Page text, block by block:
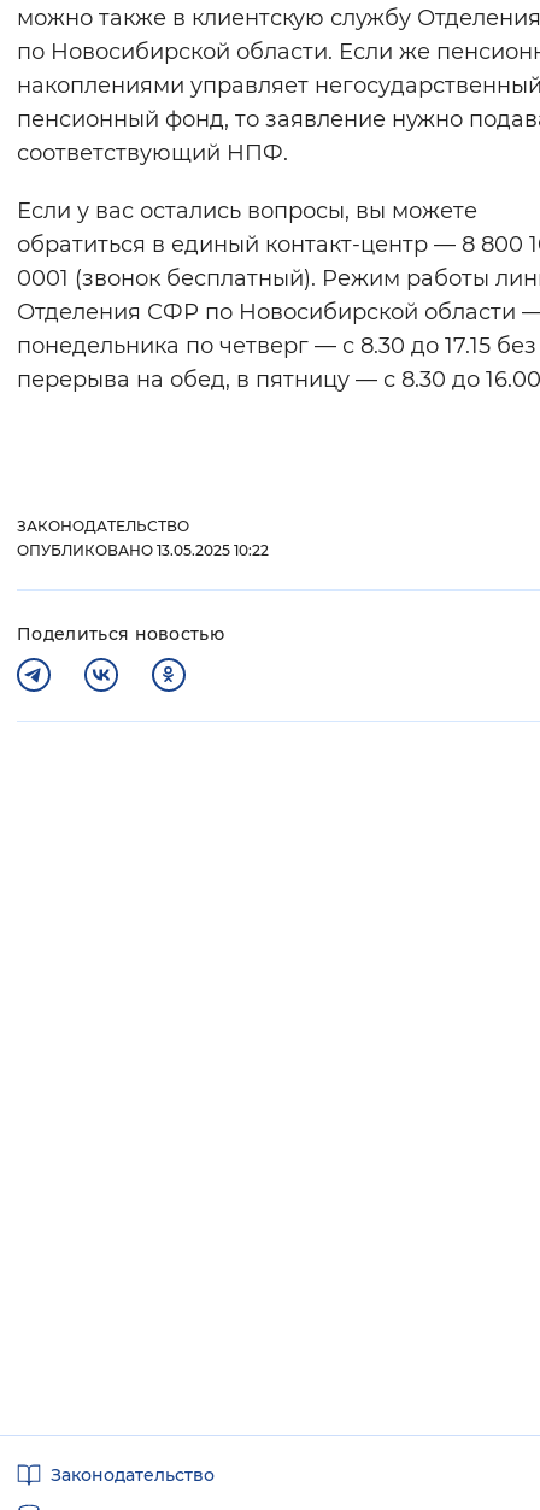
можно также в клиентскую службу
по Новосибирской области. Если же
накоплениями управляет
пенсионный фонд, то заявление нужно
соответствующий НПФ.
Если у вас остались вопросы, вы можете
обратиться в единый контакт-центр — 8 800
0001 (звонок бесплатный). Режим работы
Отделения СФР по Новосибирской области
понедельника по четверг — с 8.30 до 17.15 без
перерыва на обед, в пятницу — с 8.30 до
ЗАКОНОДАТЕЛЬСТВО
ОПУБЛИКОВАНО 13.05.2025 10:22
Поделиться новостью
ссылкиЗаконодательство